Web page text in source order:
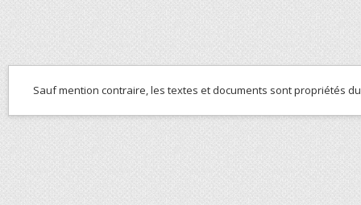
Sauf mention contraire, les textes et documents sont propriétés